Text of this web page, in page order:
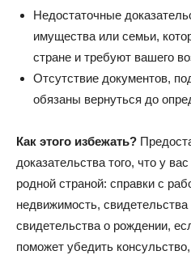
Недостаточные
имущества или семьи,
стране и требуют вашего
Отсутствие документов,
обязаны вернуться до
Как этого избежать?
доказательства того, что у
родной страной: справки с
недвижимость, свидетельства
свидетельства о рождении,
поможет убедить